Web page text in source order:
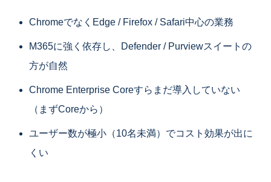
ChromeでなくEdge / Firefox / Safari中心の業務
M365に強く依存し、Defender / Purviewスイートの
方が自然
Chrome Enterprise Coreすらまだ導入していない
（まずCoreから）
ユーザー数が極小（10名未満）でコスト効果が出に
くい